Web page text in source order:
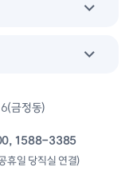
금정동)
1588-3385
휴일 당직실 연결)